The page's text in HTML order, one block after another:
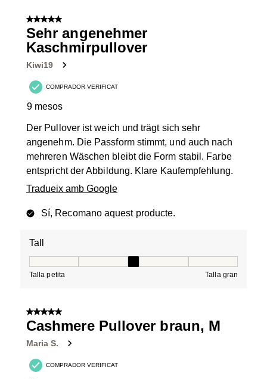
5 de 5 estrelles.
Sehr angenehmer
Kaschmirpullover
Kiwi19
COMPRADOR VERIFICAT
9 mesos
Der Pullover ist weich und trägt sich sehr
angenehm. Die Passform stimmt, und auch nach
mehreren Wäschen bleibt die Form stabil. Farbe
entspricht der Abbildung. Klare Kaufempfehlung.
Tradueix amb Google
Sí, Recomano aquest producte.
Tall
Talla petita Talla gran
5 de 5 estrelles.
Cashmere Pullover braun, M
Maria S.
COMPRADOR VERIFICAT